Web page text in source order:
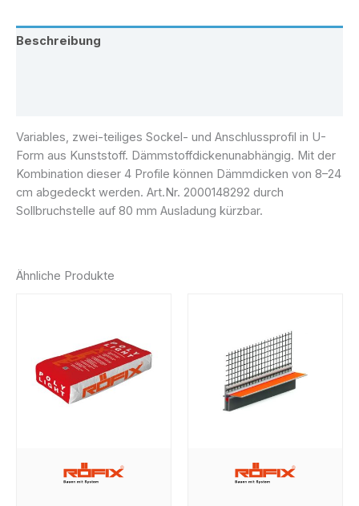
Beschreibung
Variables, zwei-teiliges Sockel- und Anschlussprofil in U-
Form aus Kunststoff. Dämmstoffdickenunabhängig. Mit der
Kombination dieser 4 Profile können Dämmdicken von 8–24
cm abgedeckt werden. Art.Nr. 2000148292 durch
Sollbruchstelle auf 80 mm Ausladung kürzbar.
Ähnliche Produkte